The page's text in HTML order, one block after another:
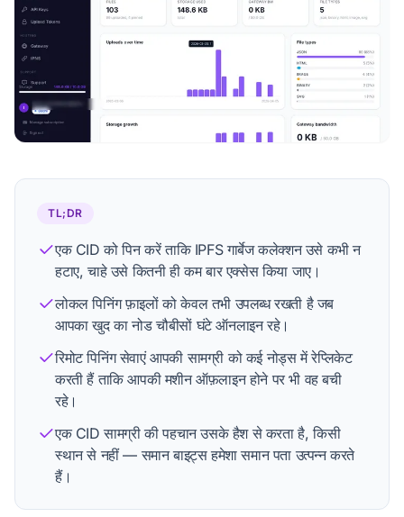
TL;DR
एक CID को पिन करें ताकि IPFS गार्बेज कलेक्शन उसे कभी न
हटाए, चाहे उसे कितनी ही कम बार एक्सेस किया जाए।
लोकल पिनिंग फ़ाइलों को केवल तभी उपलब्ध रखती है जब
आपका खुद का नोड चौबीसों घंटे ऑनलाइन रहे।
रिमोट पिनिंग सेवाएं आपकी सामग्री को कई नोड्स में रेप्लिकेट
करती हैं ताकि आपकी मशीन ऑफ़लाइन होने पर भी वह बची
रहे।
एक CID सामग्री की पहचान उसके हैश से करता है, किसी
स्थान से नहीं — समान बाइट्स हमेशा समान पता उत्पन्न करते
हैं।